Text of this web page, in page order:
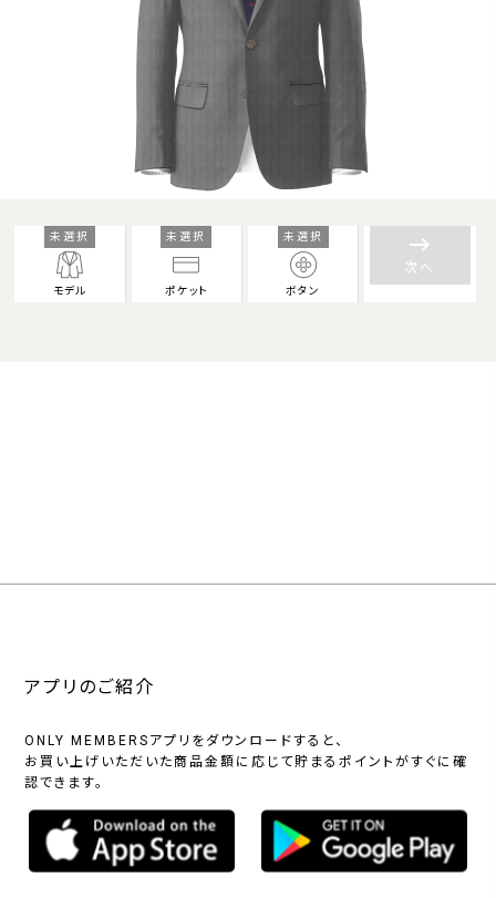
モデル
未選択
ポケット
未選択
ボタン
未選択 keyboard_backspace
次へ
アプリのご紹介
ONLY MEMBERSアプリをダウンロードすると、
お買い上げいただいた商品金額に応じて貯まるポイントがすぐに確
認できます。